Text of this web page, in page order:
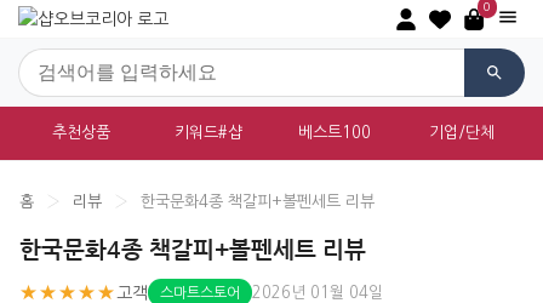
0
추천상품 키워드#샵 베스트100 기업/단체
홈 › 리뷰 › 한국문화4종 책갈피+볼펜세트 리뷰
한국문화4종 책갈피+볼펜세트 리뷰
★★★★★ 고객 스마트스토어 2026년 01월 04일